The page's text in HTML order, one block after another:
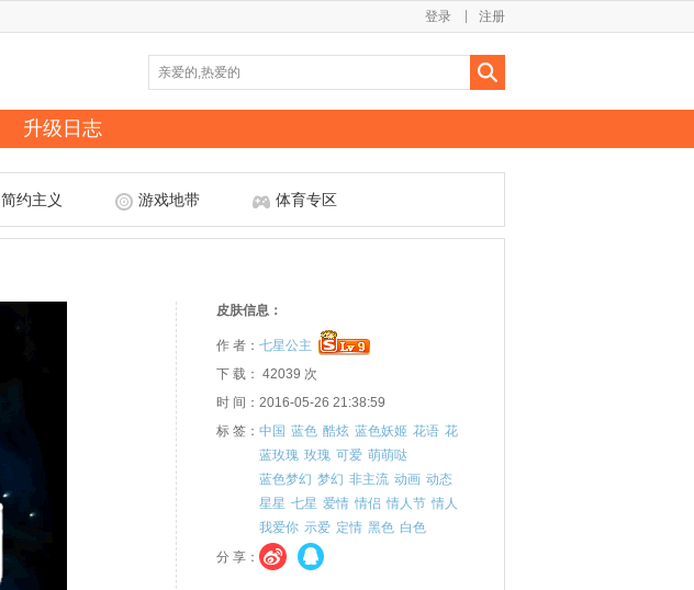
注册
登录
升级日志
简约主义 游戏地带 体育专区
皮肤信息：
作 者： 七星公主
下 载： 42039 次
时 间：2016-05-26 21:38:59
标 签： 中国 蓝色 酷炫 蓝色妖姬 花语 花
蓝玫瑰 玫瑰 可爱 萌萌哒
蓝色梦幻 梦幻 非主流 动画 动态
星星 七星 爱情 情侣 情人节 情人
我爱你 示爱 定情 黑色 白色
分 享：